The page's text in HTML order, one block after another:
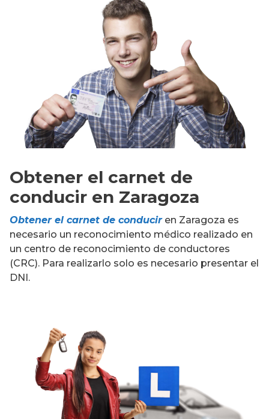
Obtener el carnet de
conducir en Zaragoza
Obtener el carnet de conduciren Zaragoza es
necesario un reconocimiento médico realizado en
un centro de reconocimiento de conductores
(CRC). Para realizarlo solo es necesario presentar el
DNI.